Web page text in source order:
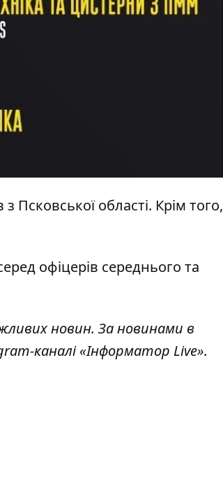
з Псковської області. Крім того,
офіцерів середнього та
новин. За новинами в
каналі«Інформатор Live».